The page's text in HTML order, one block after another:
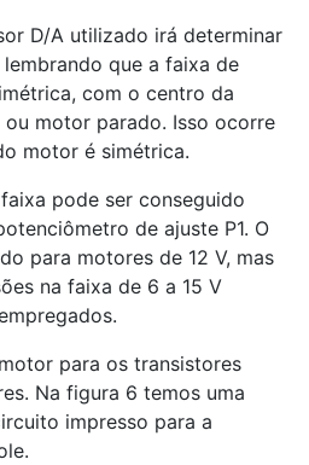
D/A utilizado irá determinar
que a faixa de
com o centro da
motor parado. Isso ocorre
motor é simétrica.
pode ser conseguido
de ajuste P1. O
para motores de 12 V, mas
na faixa de 6 a 15 V
para os transistores
Na figura 6 temos uma
impresso para a